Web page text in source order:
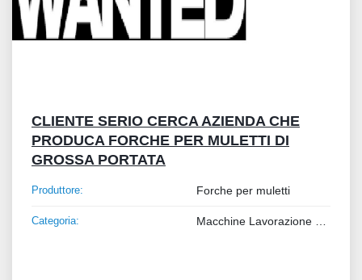
CLIENTE SERIO CERCA AZIENDA CHE
PRODUCA FORCHE PER MULETTI DI
GROSSA PORTATA
Produttore: Forche per muletti
Categoria: